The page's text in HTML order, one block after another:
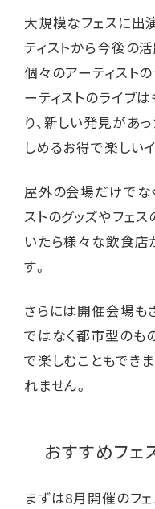
大規模なフェスに出
ティストから今後の
個々のアーティスト
ーティストのライブ
り、新しい発見があ
しめるお得で楽しい
屋外の会場だけでな
ストのグッズやフェ
いたら様々な飲食
す。
さらには開催会場も
ではなく都市型のも
で楽しむこともでき
れません。
おすすめフェ
まずは8月開催のフ